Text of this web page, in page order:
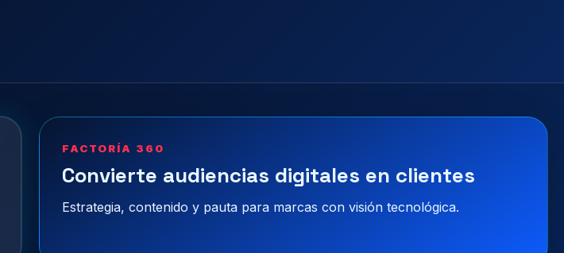
FACTORÍA 360
Convierte audiencias digitales en clientes
Estrategia, contenido y pauta para marcas con visión tecnológica.